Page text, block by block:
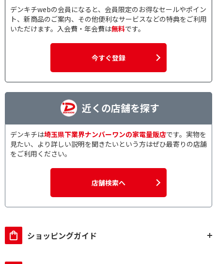
デンキチwebの会員になると、会員限定のお得なセールやポイン
ト、新商品のご案内、その他便利なサービスなどの特典をご利用
いただけます。入会費・年会費は無料です。
今すぐ登録
近くの店舗を探す
デンキチは埼玉県下業界ナンバーワンの家電量販店です。実物を
見たい、より詳しい説明を聞きたいという方はぜひ最寄りの店舗
をご利用ください。
店舗検索へ
ショッピングガイド